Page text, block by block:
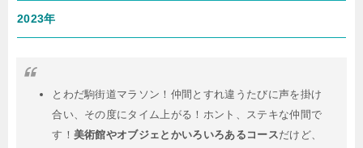
2023年
とわだ駒街道マラソン！仲間とすれ違うたびに声を掛け
合い、その度にタイム上がる！ホント、ステキな仲間で
す！ 美術館やオブジェとかいろいろあるコースだけど、